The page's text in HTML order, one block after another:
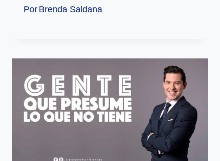
Por Brenda Saldana